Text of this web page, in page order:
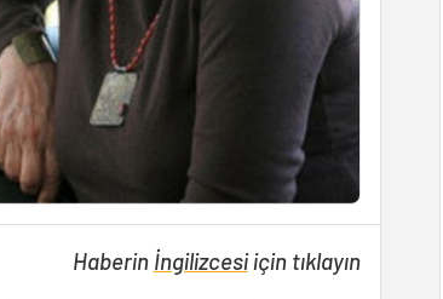
Haberin İngilizcesiiçin tıklayın